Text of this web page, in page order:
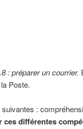
: préparer un courrier.
Poste.
:
ces différentes